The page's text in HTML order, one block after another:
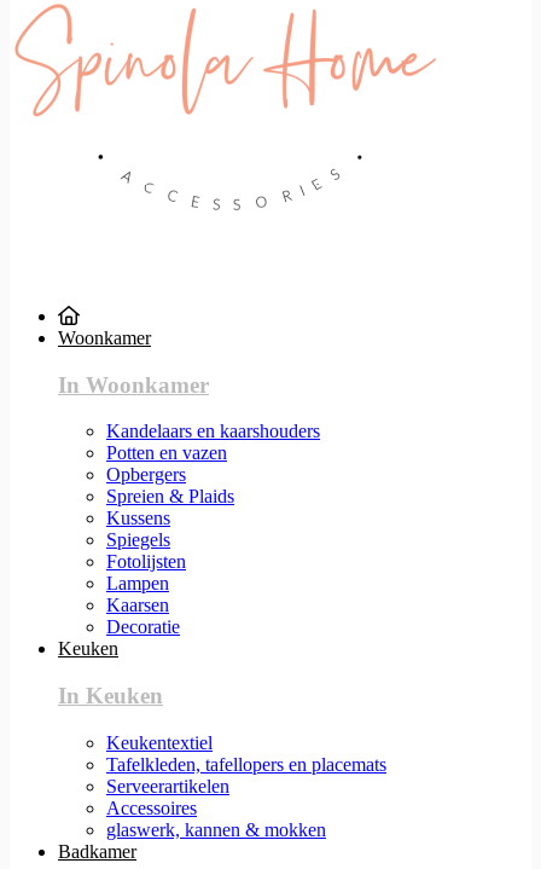
Woonkamer
In Woonkamer
Kandelaars en kaarshouders
Potten en vazen
Opbergers
Spreien & Plaids
Kussens
Spiegels
Fotolijsten
Lampen
Kaarsen
Decoratie
Keuken
In Keuken
Keukentextiel
Tafelkleden, tafellopers en placemats
Serveerartikelen
Accessoires
glaswerk, kannen & mokken
Badkamer